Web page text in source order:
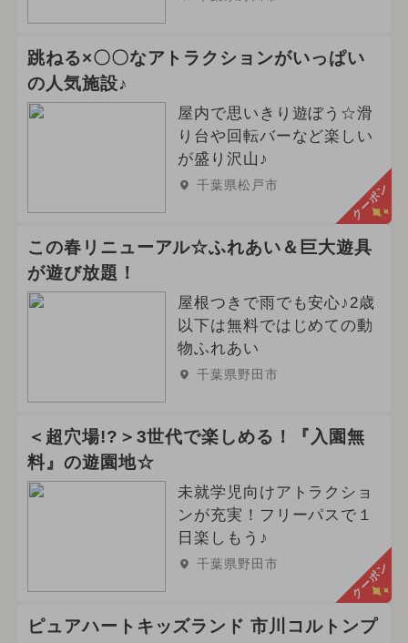
跳ねる×〇〇なアトラクションがいっぱい
の人気施設♪
屋内で思いきり遊ぼう☆滑
り台や回転バーなど楽しい
が盛り沢山♪
千葉県松戸市 クーポン
この春リニューアル☆ふれあい＆巨大遊具
が遊び放題！
屋根つきで雨でも安心♪2歳
以下は無料ではじめての動
物ふれあい
千葉県野田市
＜超穴場!?＞3世代で楽しめる！『入園無
料』の遊園地☆
未就学児向けアトラクショ
ンが充実！フリーパスで１
日楽しもう♪
千葉県野田市 クーポン
ピュアハートキッズランド 市川コルトンプ